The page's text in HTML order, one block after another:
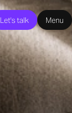
Let's talk Menu